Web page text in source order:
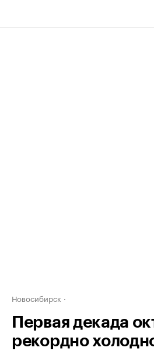
Новосибирск
Первая декада
рекордно